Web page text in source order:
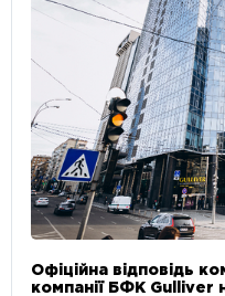
Офіційна відповідь
компанії БФК Gulliver